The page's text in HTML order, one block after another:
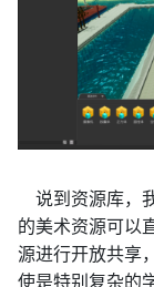
说到资源库，
的美术资源可以
源进行开放共享
使是特别复杂的